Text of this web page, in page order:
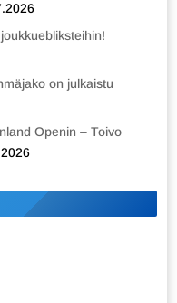
on julkaistu
Openin – Toivo